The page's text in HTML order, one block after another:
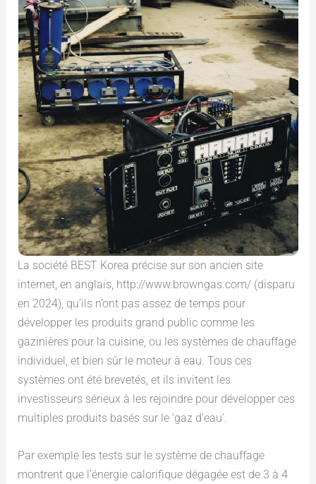
La société BEST Korea précise sur son ancien site
internet, en anglais, http://www.browngas.com/ (disparu
en 2024), qu’ils n’ont pas assez de temps pour
développer les produits grand public comme les
gazinières pour la cuisine, ou les systèmes de chauffage
individuel, et bien sûr le moteur à eau. Tous ces
systèmes ont été brevetés, et ils invitent les
investisseurs sérieux à les rejoindre pour développer ces
multiples produits basés sur le ‘gaz d’eau’.
Par exemple les tests sur le système de chauffage
montrent que l’énergie calorifique dégagée est de 3 à 4